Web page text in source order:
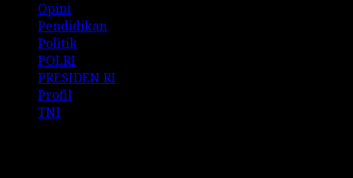
Opini
Pendidikan
Politik
POLRI
PRESIDEN RI
Profil
TNI